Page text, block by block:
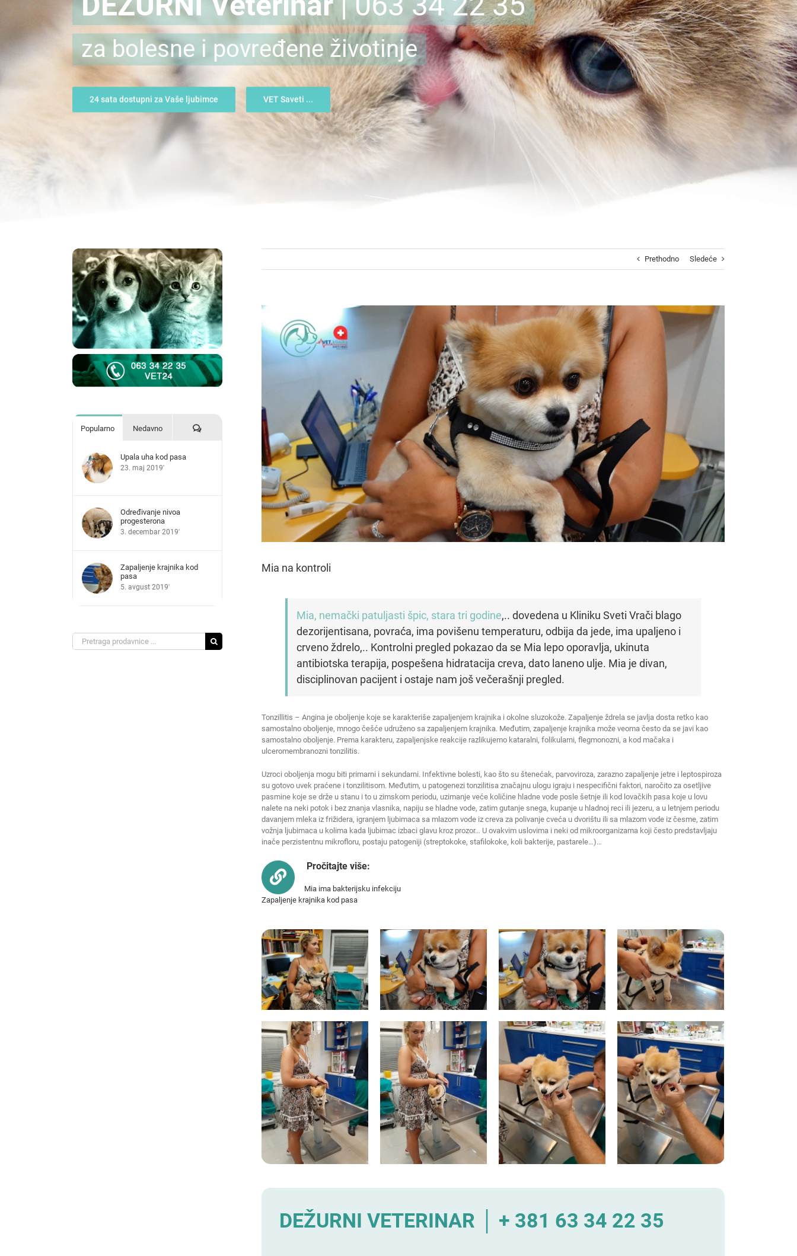
za bolesne i povređene životinje
24 sata dostupni za Vaše ljubimce VET Saveti ...
Prethodno Sledeće
View
Larger
Image
Mia na kontroli
Mia, nemački patuljasti špic, stara tri godine,.. dovedena u Kliniku Sveti Vrači blago
dezorijentisana, povraća, ima povišenu temperaturu, odbija da jede, ima upaljeno i
crveno ždrelo,.. Kontrolni pregled pokazao da se Mia lepo oporavlja, ukinuta
antibiotska terapija, pospešena hidratacija creva, dato laneno ulje. Mia je divan,
disciplinovan pacijent i ostaje nam još večerašnji pregled.
Tonzillitis – Angina je oboljenje koje se karakteriše zapaljenjem krajnika i okolne sluzokože. Zapaljenje ždrela se javlja dosta retko kao
samostalno oboljenje, mnogo češće udruženo sa zapaljenjem krajnika. Međutim, zapaljenje krajnika može veoma često da se javi kao
samostalno oboljenje. Prema karakteru, zapaljenjske reakcije razlikujemo kataralni, folikularni, flegmonozni, a kod mačaka i
ulceromembranozni tonzilitis.
Uzroci oboljenja mogu biti primarni i sekundarni. Infektivne bolesti, kao što su štenećak, parvoviroza, zarazno zapaljenje jetre i leptospiroza
su gotovo uvek praćene i tonzilitisom. Međutim, u patogenezi tonzilitisa značajnu ulogu igraju i nespecifični faktori, naročito za osetljive
pasmine koje se drže u stanu i to u zimskom periodu, uzimanje veće količine hladne vode posle šetnje ili kod lovačkih pasa koje u lovu
nalete na neki potok i bez znanja vlasnika, napiju se hladne vode, zatim gutanje snega, kupanje u hladnoj reci ili jezeru, a u letnjem periodu
davanjem mleka iz frižidera, igranjem ljubimaca sa mlazom vode iz creva za polivanje cveća u dvorištu ili sa mlazom vode iz česme, zatim
vožnja ljubimaca u kolima kada ljubimac izbaci glavu kroz prozor… U ovakvim uslovima i neki od mikroorganizama koji često predstavljaju
inače perzistentnu mikrofloru, postaju patogeniji (streptokoke, stafilokoke, koli bakterije, pastarele…)…
Pročitajte više:
Mia ima bakterijsku infekciju
Zapaljenje krajnika kod pasa
DEŽURNI VETERINAR │ + 381 63 34 22 35
Popularno Nedavno Komentari
Upala uha kod pasa
23. maj 2019'
Određivanje nivoa
progesterona
3. decembar 2019'
Zapaljenje krajnika kod
pasa
5. avgust 2019'
Search
for: